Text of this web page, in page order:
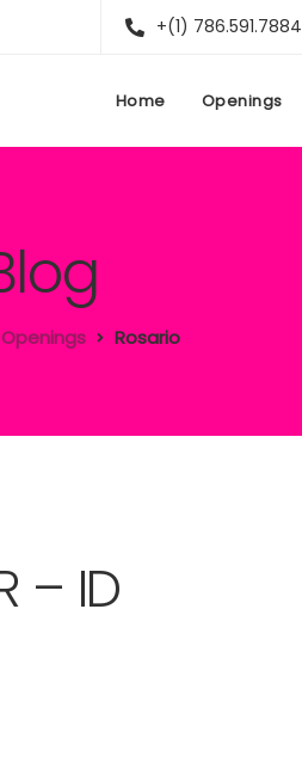
+(1) 786.591.7884
Home Openings
Openings Rosario
– ID